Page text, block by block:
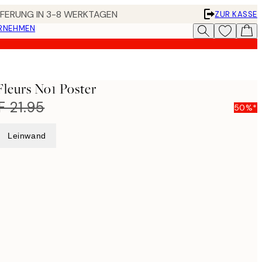
IN 3-8 WERKTAGEN
ZUR KASSE
No1 Poster
21.95 50%*
Leinwand